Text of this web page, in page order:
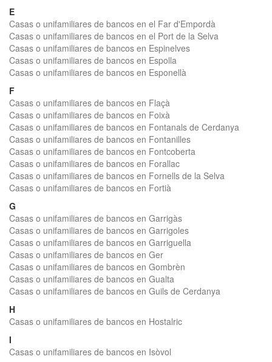
E
Casas o unifamiliares de bancos en el Far d'Empordà
Casas o unifamiliares de bancos en el Port de la Selva
Casas o unifamiliares de bancos en Espinelves
Casas o unifamiliares de bancos en Espolla
Casas o unifamiliares de bancos en Esponellà
F
Casas o unifamiliares de bancos en Flaçà
Casas o unifamiliares de bancos en Foixà
Casas o unifamiliares de bancos en Fontanals de Cerdanya
Casas o unifamiliares de bancos en Fontanilles
Casas o unifamiliares de bancos en Fontcoberta
Casas o unifamiliares de bancos en Forallac
Casas o unifamiliares de bancos en Fornells de la Selva
Casas o unifamiliares de bancos en Fortià
G
Casas o unifamiliares de bancos en Garrigàs
Casas o unifamiliares de bancos en Garrigoles
Casas o unifamiliares de bancos en Garriguella
Casas o unifamiliares de bancos en Ger
Casas o unifamiliares de bancos en Gombrèn
Casas o unifamiliares de bancos en Gualta
Casas o unifamiliares de bancos en Guils de Cerdanya
H
Casas o unifamiliares de bancos en Hostalric
I
Casas o unifamiliares de bancos en Isòvol